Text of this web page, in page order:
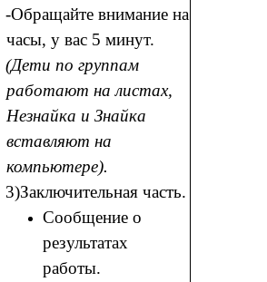
-Обращайте внимание на
часы, у вас 5 минут.
(Дети по группам
работают на листах,
Незнайка и Знайка
вставляют на
компьютере).
3)Заключительная часть.
Сообщение о
результатах
работы.